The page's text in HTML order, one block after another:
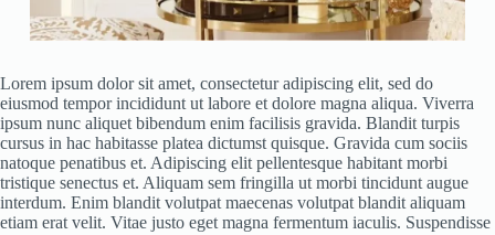
Lorem ipsum dolor sit amet, consectetur adipiscing elit, sed do
eiusmod tempor incididunt ut labore et dolore magna aliqua. Viverra
ipsum nunc aliquet bibendum enim facilisis gravida. Blandit turpis
cursus in hac habitasse platea dictumst quisque. Gravida cum sociis
natoque penatibus et. Adipiscing elit pellentesque habitant morbi
tristique senectus et. Aliquam sem fringilla ut morbi tincidunt augue
interdum. Enim blandit volutpat maecenas volutpat blandit aliquam
etiam erat velit. Vitae justo eget magna fermentum iaculis. Suspendisse